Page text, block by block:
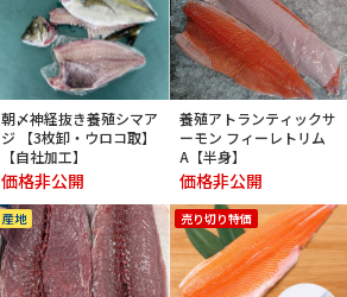
朝〆神経抜き養殖シマア
ジ 【3枚卸・ウロコ取】
【自社加工】
価格非公開
養殖アトランティックサ
ーモン フィーレトリム
A【半身】
価格非公開
産地 売り切り特価